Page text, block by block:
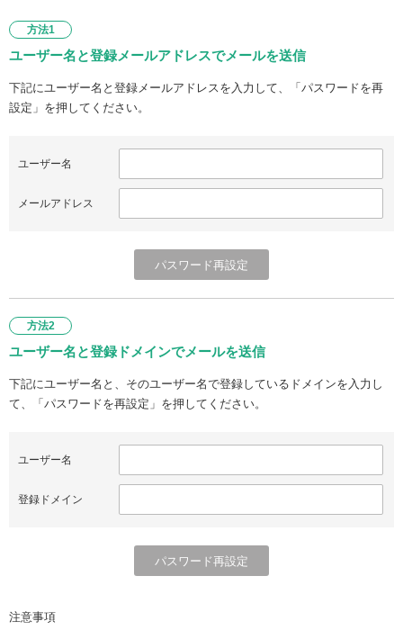
方法1
ユーザー名と登録メールアドレスでメールを送信
下記にユーザー名と登録メールアドレスを入力して、「パスワードを再
設定」を押してください。
ユーザー名
メールアドレス
方法2
ユーザー名と登録ドメインでメールを送信
下記にユーザー名と、そのユーザー名で登録しているドメインを入力し
て、「パスワードを再設定」を押してください。
ユーザー名
登録ドメイン
注意事項